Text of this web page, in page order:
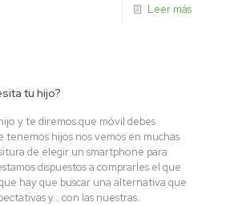
Leer más
tu hijo?
y te diremos que móvil debes
tenemos hijos nos vemos en muchas
de elegir un smartphone para
dispuestos a comprarles el que
hay que buscar una alternativa que
y… con las nuestras.